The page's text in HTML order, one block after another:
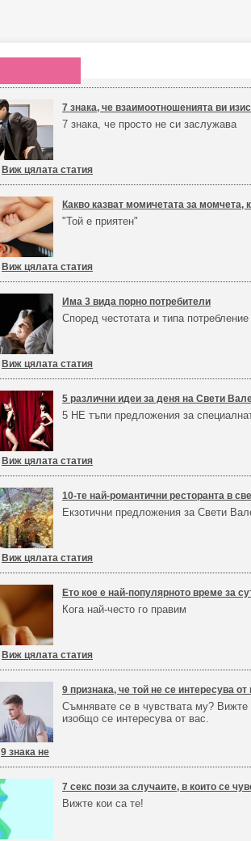
7 знака, че взаимоотношенията ви
7 знака, че просто не си заслужава
Виж цялата статия
Какво казват момичетата за момчета,
"Той е приятен"
Виж цялата статия
Има 3 вида порно потребители
Според честотата и типа потребление
Виж цялата статия
5 различни идеи за деня на Свети
5 НЕ тъпи предложения за
Виж цялата статия
10-те най-романтични ресторанта в
Екзотични предложения за Свети
Виж цялата статия
Ето кое е най-популярното време за
Кога най-често го правим
Виж цялата статия
9 признака, че той не се интересува от
Съмнявате се в чувствата му? Вижте
изобщо се интересува от вас.
9 знака не
7 секс пози за случаите, в които се
Вижте кои са те!